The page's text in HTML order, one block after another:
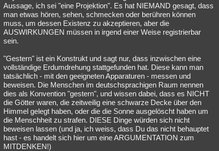
Aussage, ich sei "eine Projektion". Es hat NIEMAND gesagt, dass
man etwas hören, sehen, schmecken oder berühren können
muss, um dessen Existenz zu akzeptieren, aber die
AUSWIRKUNGEN müssen in irgend einer Weise registrierbar
sein.
"Gestern" ist ein Konstrukt und sagt nur, dass inzwischen eine
vollständige Erdumdrehung stattgefunden hat. Diese kann man
tatsächlich - mit den geeigneten Apparaturen - messen und
beweisen. Die Menschen im deutschsprachigen Raum nennen
dies als Konvention "gestern", und wissen dabei, dass es NICHT
die Götter waren, die zeitweilig eine schwarze Decke über den
Himmel gelegt haben, oder die die Sonne ausgelöscht haben um
die Menschheit zu strafen. DIESE Dinge würden sich nicht
beweisen lassen (und ja, ich weiss, dass Du das nicht behauptet
hast - es handelt sich hier um eine ARGUMENTATION zum
MITDENKEN!)